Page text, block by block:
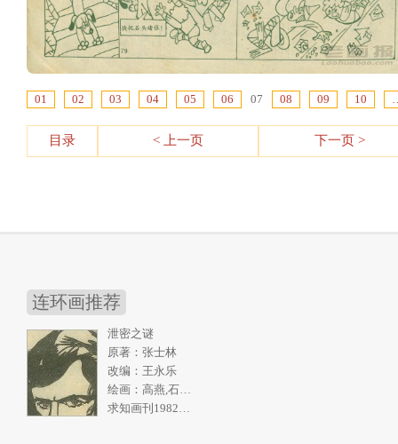
01 02 03 04 05 06 07 08 09 10
目录 < 上一页 下一页 >
连环画推荐
泄密之谜
原著：张士林
改编：王永乐
绘画：高燕,石奇人
求知画刊1982年2期